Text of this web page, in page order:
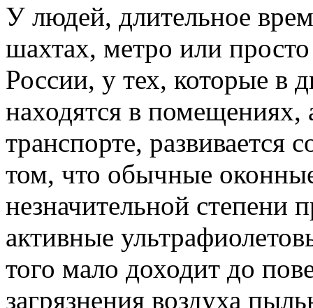
У людей, длительное
шахтах, метро или
России, у тех, которые в
находятся в
транспорте, развивается
том, что обычные
незначительной степени
активные
того мало доходит до
загрязнения воздуха